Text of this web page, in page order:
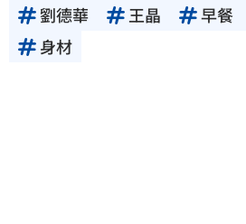
劉德華 王晶 早餐
身材